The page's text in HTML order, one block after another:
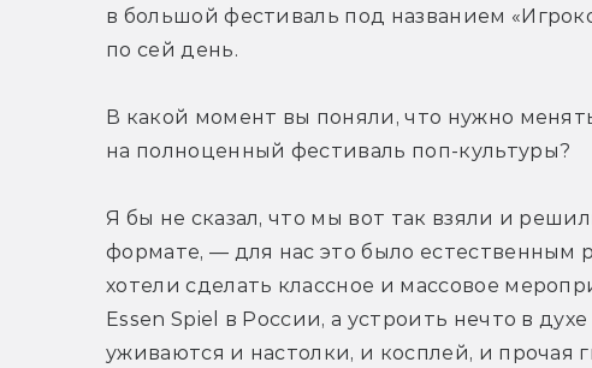
в большой фестиваль под названием
по сей день.
В какой момент вы поняли, что нужно
на полноценный фестиваль поп-культуры?
Я бы не сказал, что мы вот так взяли и
формате, — для нас это было естественным
хотели сделать классное и массовое
Essen Spiel в России, а устроить нечто в
уживаются и настолки, и косплей, и прочая